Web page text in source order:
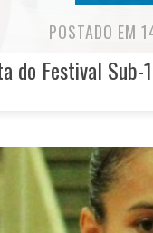
POSTADO EM
do Festival